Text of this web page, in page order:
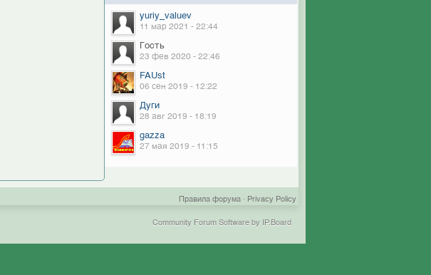
yuriy_valuev
11 мар 2021 - 22:44
Гость
23 фев 2020 - 22:46
FAUst
06 сен 2019 - 12:22
Дуги
28 авг 2019 - 18:19
gazza
27 мая 2019 - 11:15
Privacy Policy
Правила форума ·
Community Forum Software by IP.Board